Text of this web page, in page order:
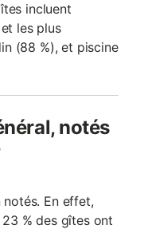
incluent
les plus
(88 %), et piscine
notés
notés. En effet,
% des gîtes ont